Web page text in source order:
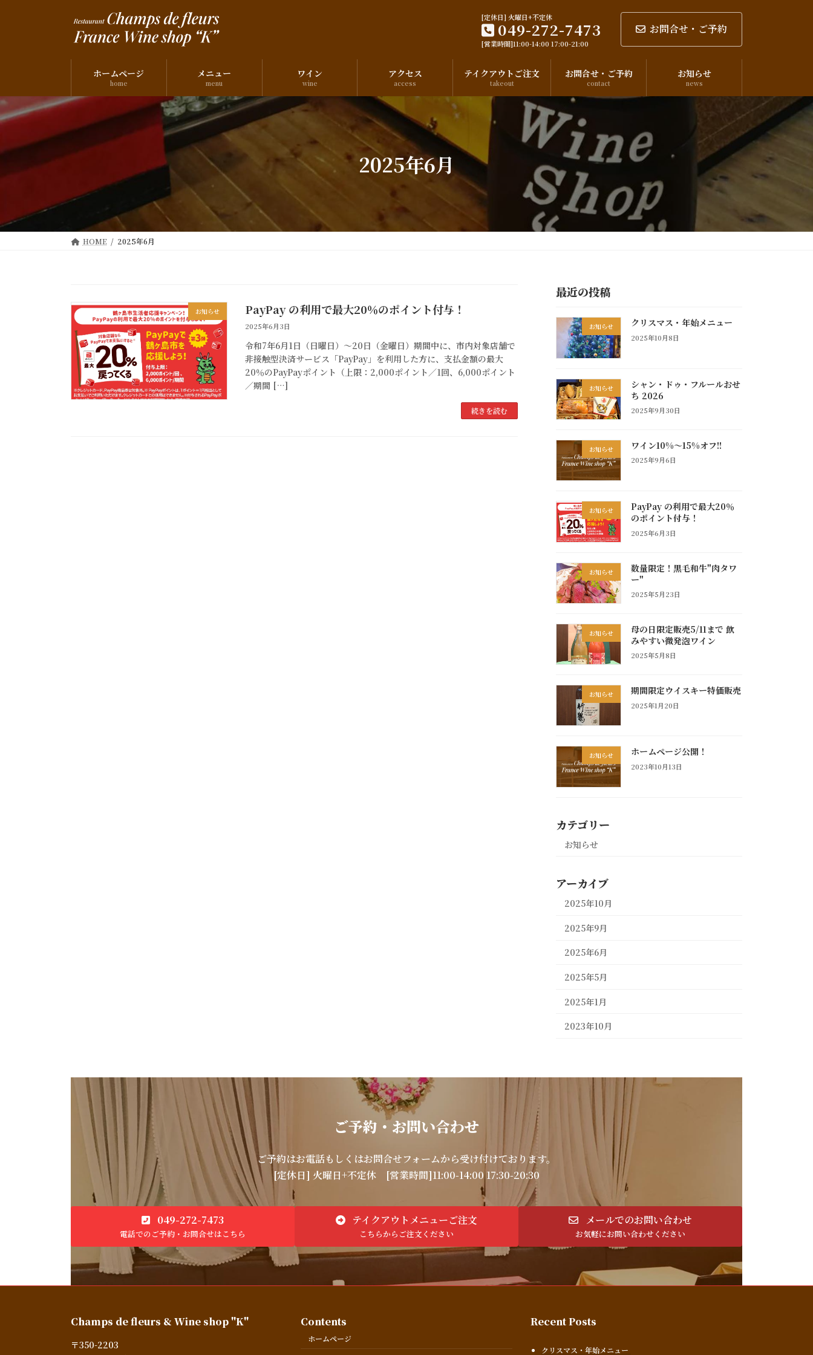
キ
ッ
に
移
[定休日] 火曜日+不定休
049-272-7473
[営業時間]11:00-14:00 17:00-21:00
お問合せ・ご予約
ホームページ
home
メニュー
menu
ワイン
wine
アクセス
access
テイクアウトご注文
takeout
お問合せ・ご予約
contact
お知らせ
news
2025年6月
HOME 2025年6月
お知らせ PayPay の利用で最大20％のポイント付与！
2025年6月3日
令和7年6月1日（日曜日）～20日（金曜日）期間中に、市内対象店舗で
非接触型決済サービス「PayPay」を利用した方に、支払金額の最大
20％のPayPayポイント（上限：2,000ポイント／1回、6,000ポイント
／期間 […]
続きを読む
最近の投稿
お知らせ クリスマス・年始メニュー
2025年10月8日
お知らせ
シャン・ドゥ・フルールおせ
ち 2026
2025年9月30日
お知らせ ワイン10%～15%オフ!!
2025年9月6日
お知らせ
PayPay の利用で最大20％
のポイント付与！
2025年6月3日
お知らせ
数量限定！黒毛和牛"肉タワ
ー"
2025年5月23日
お知らせ
母の日限定販売5/11まで 飲
みやすい微発泡ワイン
2025年5月8日
お知らせ 期間限定ウイスキー特価販売
2025年1月20日
お知らせ ホームページ公開！
2023年10月13日
カテゴリー
お知らせ
アーカイブ
2025年10月
2025年9月
2025年6月
2025年5月
2025年1月
2023年10月
ご予約・お問い合わせ
ご予約はお電話もしくはお問合せフォームから受け付けております。
[定休日] 火曜日+不定休 [営業時間]11:00-14:00 17:30-20:30
049-272-7473
電話でのご予約・お問合せはこちら
テイクアウトメニューご注文
こちらからご注文ください
メールでのお問い合わせ
お気軽にお問い合わせください
Champs de fleurs & Wine shop "K"
〒350-2203
Contents
ホームページ
Recent Posts
クリスマス・年始メニュー